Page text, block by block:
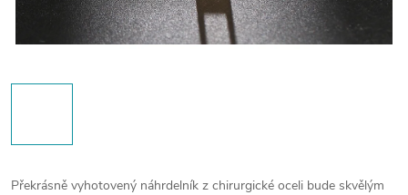
Překrásně vyhotovený náhrdelník z chirurgické oceli bude skvělým